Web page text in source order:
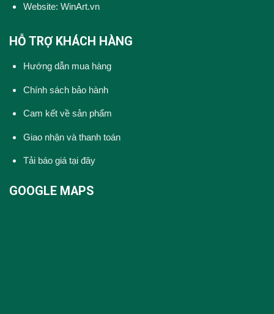
Website: WinArt.vn
HỖ TRỢ KHÁCH HÀNG
Hướng dẫn mua hàng
Chính sách bảo hành
Cam kết về sản phẩm
Giao nhận và thanh toán
Tải báo giá tại đây
GOOGLE MAPS